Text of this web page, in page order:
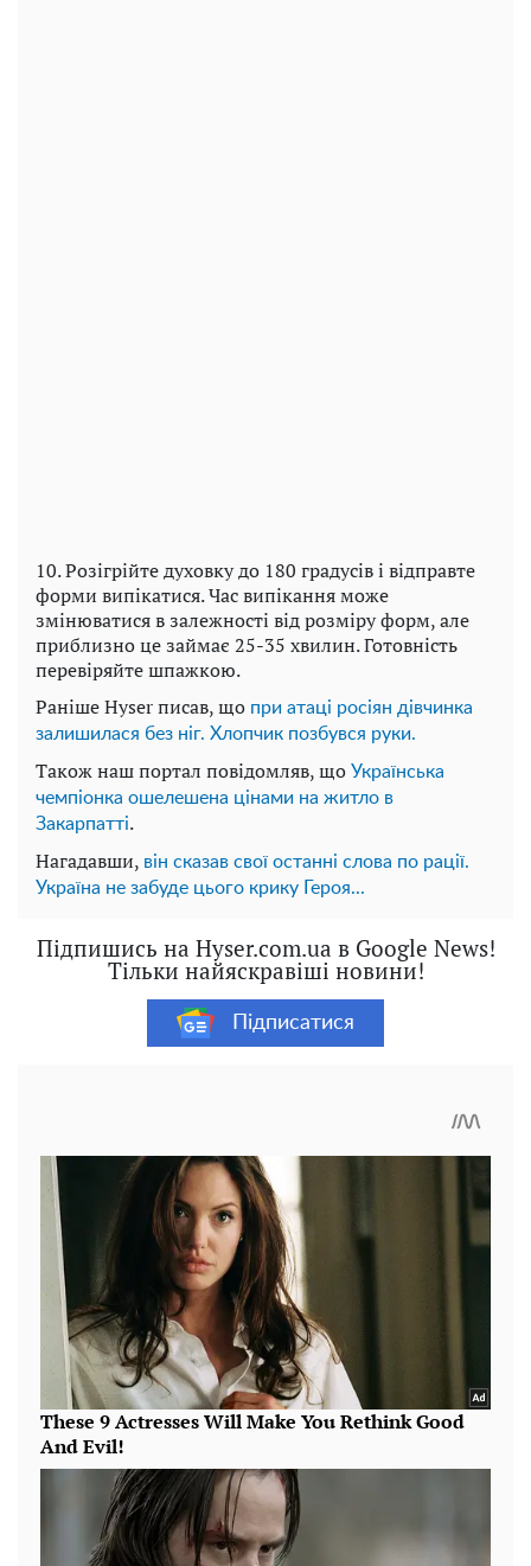
10. Розігрійте духовку до 180 градусів і відправте
форми випікатися. Час випікання може
змінюватися в залежності від розміру форм, але
приблизно це займає 25-35 хвилин. Готовність
перевіряйте шпажкою.
Раніше Hyser писав, що при атаці росіян дівчинка
залишилася без ніг. Хлопчик позбувся руки.
Також наш портал повідомляв, що Українська
чемпіонка ошелешена цінами на житло в
Закарпатті.
Нагадавши, він сказав свої останні слова по рації.
Україна не забуде цього крику Героя...
Підпишись на Hyser.com.ua в Google News!
Тільки найяскравіші новини!
Підписатися